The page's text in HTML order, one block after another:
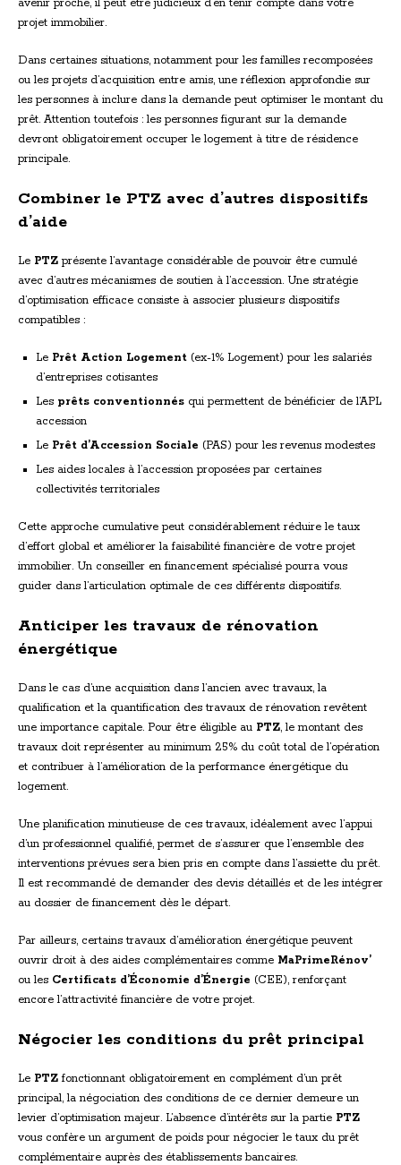
avenir proche, il peut être judicieux d’en tenir compte dans votre
projet immobilier.
Dans certaines situations, notamment pour les familles recomposées
ou les projets d’acquisition entre amis, une réflexion approfondie sur
les personnes à inclure dans la demande peut optimiser le montant du
prêt. Attention toutefois : les personnes figurant sur la demande
devront obligatoirement occuper le logement à titre de résidence
principale.
Combiner le PTZ avec d’autres dispositifs
d’aide
Le PTZ présente l’avantage considérable de pouvoir être cumulé
avec d’autres mécanismes de soutien à l’accession. Une stratégie
d’optimisation efficace consiste à associer plusieurs dispositifs
compatibles :
Le Prêt Action Logement (ex-1% Logement) pour les salariés
d’entreprises cotisantes
Les prêts conventionnés qui permettent de bénéficier de l’APL
accession
Le Prêt d’Accession Sociale (PAS) pour les revenus modestes
Les aides locales à l’accession proposées par certaines
collectivités territoriales
Cette approche cumulative peut considérablement réduire le taux
d’effort global et améliorer la faisabilité financière de votre projet
immobilier. Un conseiller en financement spécialisé pourra vous
guider dans l’articulation optimale de ces différents dispositifs.
Anticiper les travaux de rénovation
énergétique
Dans le cas d’une acquisition dans l’ancien avec travaux, la
qualification et la quantification des travaux de rénovation revêtent
une importance capitale. Pour être éligible au PTZ, le montant des
travaux doit représenter au minimum 25% du coût total de l’opération
et contribuer à l’amélioration de la performance énergétique du
logement.
Une planification minutieuse de ces travaux, idéalement avec l’appui
d’un professionnel qualifié, permet de s’assurer que l’ensemble des
interventions prévues sera bien pris en compte dans l’assiette du prêt.
Il est recommandé de demander des devis détaillés et de les intégrer
au dossier de financement dès le départ.
Par ailleurs, certains travaux d’amélioration énergétique peuvent
ouvrir droit à des aides complémentaires comme MaPrimeRénov’
ou les Certificats d’Économie d’Énergie (CEE), renforçant
encore l’attractivité financière de votre projet.
Négocier les conditions du prêt principal
Le PTZ fonctionnant obligatoirement en complément d’un prêt
principal, la négociation des conditions de ce dernier demeure un
levier d’optimisation majeur. L’absence d’intérêts sur la partie PTZ
vous confère un argument de poids pour négocier le taux du prêt
complémentaire auprès des établissements bancaires.